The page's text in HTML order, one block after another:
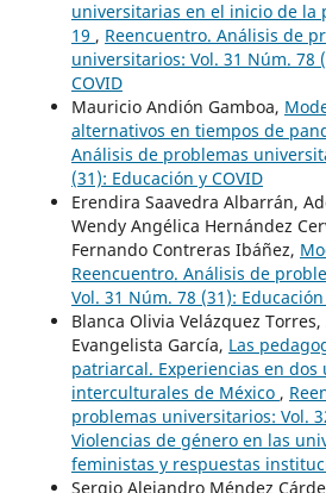
universitarias en el inicio de la
19 , Reencuentro. Análisis de
universitarios: Vol. 31 Núm. 78
COVID
Mauricio Andión Gamboa,
alternativos en tiempos de
Análisis de problemas
(31): Educación y COVID
Erendira Saavedra Albarrán,
Wendy Angélica Hernández
Fernando Contreras Ibáñez,
Reencuentro. Análisis de
Vol. 31 Núm. 78 (31): Educación
Blanca Olivia Velázquez
Evangelista García, Las
patriarcal. Experiencias en dos
interculturales de México ,
problemas universitarios: Vol.
Violencias de género en las
feministas y respuestas
Sergio Alejandro Méndez